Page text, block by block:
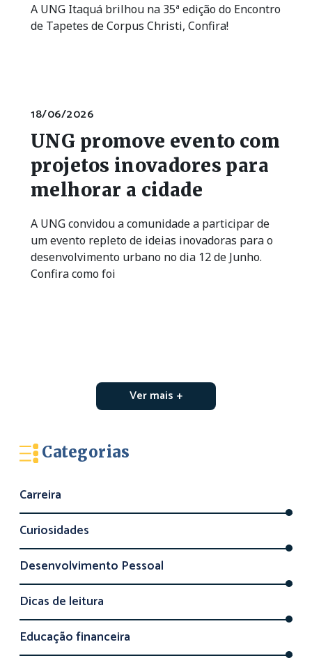
A UNG Itaquá brilhou na 35ª edição do Encontro
de Tapetes de Corpus Christi, Confira!
18/06/2026
UNG promove evento com
projetos inovadores para
melhorar a cidade
A UNG convidou a comunidade a participar de
um evento repleto de ideias inovadoras para o
desenvolvimento urbano no dia 12 de Junho.
Confira como foi
Ver mais +
Categorias
Carreira
Curiosidades
Desenvolvimento Pessoal
Dicas de leitura
Educação financeira